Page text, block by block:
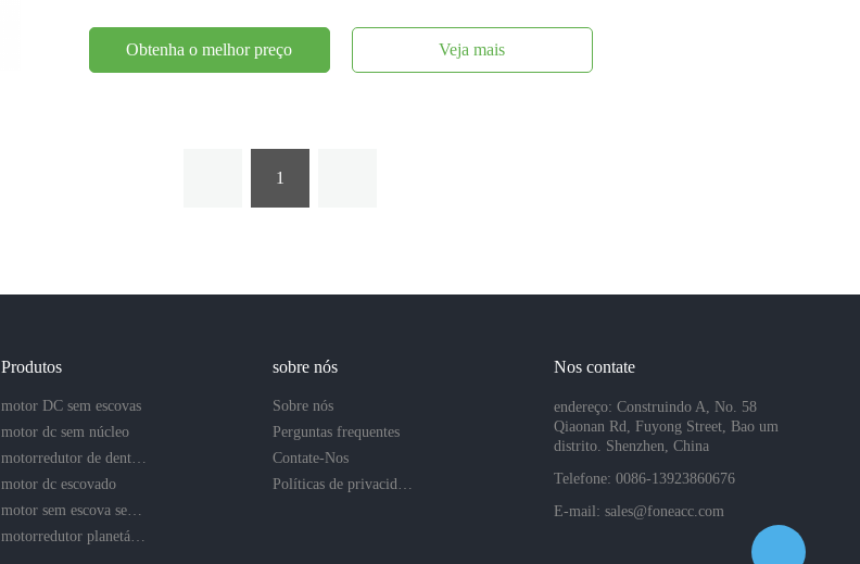
Obtenha o melhor preço Veja mais
1
Produtos
motor DC sem escovas
motor dc sem núcleo
motor dc escovado
sobre nós
Sobre nós
Perguntas frequentes
Contate-Nos
Nos contate
endereço: Construindo A, No. 58
Qiaonan Rd, Fuyong Street, Bao um
distrito. Shenzhen, China
Telefone: 0086-13923860676
E-mail: sales@foneacc.com